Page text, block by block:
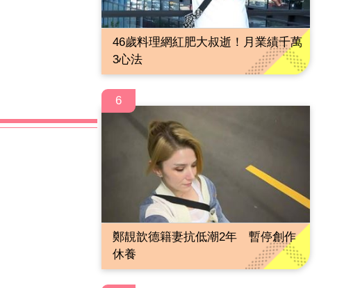
46歲料理網紅肥大叔逝！月業績千萬
3心法
6
鄭靚歆德籍妻抗低潮2年 暫停創作
休養